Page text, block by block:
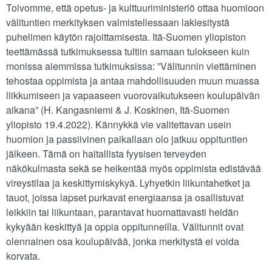
Toivomme, että opetus- ja kulttuuriministeriö ottaa huomioon
välituntien merkityksen valmistellessaan lakiesitystä
puhelimen käytön rajoittamisesta. Itä-Suomen yliopiston
teettämässä tutkimuksessa tultiin samaan tulokseen kuin
monissa aiemmissa tutkimuksissa: ”Välitunnin viettäminen
tehostaa oppimista ja antaa mahdollisuuden muun muassa
liikkumiseen ja vapaaseen vuorovaikutukseen koulupäivän
aikana” (H. Kangasniemi & J. Koskinen, Itä-Suomen
yliopisto 19.4.2022). Kännykkä vie valitettavan usein
huomion ja passiivinen paikallaan olo jatkuu oppituntien
jälkeen. Tämä on haitallista fyysisen terveyden
näkökulmasta sekä se heikentää myös oppimista edistävää
vireystilaa ja keskittymiskykyä. Lyhyetkin liikuntahetket ja
tauot, joissa lapset purkavat energiaansa ja osallistuvat
leikkiin tai liikuntaan, parantavat huomattavasti heidän
kykyään keskittyä ja oppia oppitunneilla. Välitunnit ovat
olennainen osa koulupäivää, jonka merkitystä ei voida
korvata.